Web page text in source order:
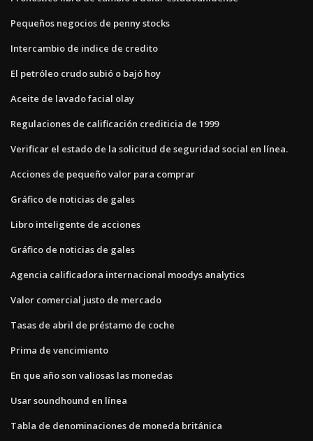
Pequeños negocios de penny stocks
Intercambio de indice de credito
El petróleo crudo subió o bajó hoy
Aceite de lavado facial olay
Regulaciones de calificación crediticia de 1999
Verificar el estado de la solicitud de seguridad social en línea.
Acciones de pequeño valor para comprar
Gráfico de noticias de gales
Libro inteligente de acciones
Gráfico de noticias de gales
Agencia calificadora internacional moodys analytics
Valor comercial justo de mercado
Tasas de abril de préstamo de coche
Prima de vencimiento
En que año son valiosas las monedas
Usar soundhound en línea
Tabla de denominaciones de moneda británica